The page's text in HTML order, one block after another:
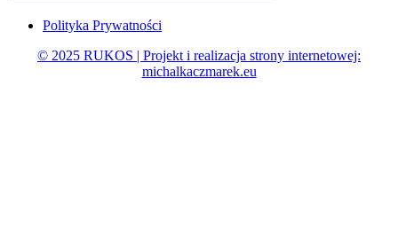
Polityka Prywatności
© 2025 RUKOS | Projekt i realizacja strony internetowej:
michalkaczmarek.eu